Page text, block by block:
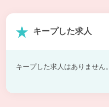
キープした求人
キープした求人はありません。